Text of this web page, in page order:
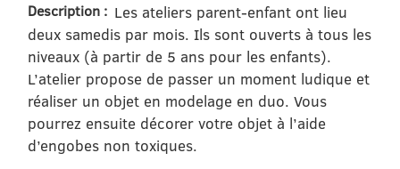
Description : Les ateliers parent-enfant ont lieu
deux samedis par mois. Ils sont ouverts à tous les
niveaux (à partir de 5 ans pour les enfants).
L’atelier propose de passer un moment ludique et
réaliser un objet en modelage en duo. Vous
pourrez ensuite décorer votre objet à l’aide
d’engobes non toxiques.